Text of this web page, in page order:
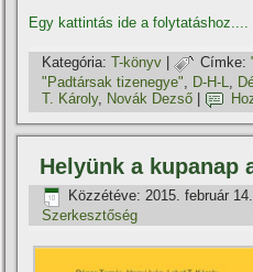
Egy kattintás ide a folytatáshoz....
Kategória: T-könyv Címke:
"Padtársak tizenegye"
D-H-L
T. Károly, Novák Dezső
Helyünk a kupanap
Közzétéve: 2015. február
Szerkesztőség